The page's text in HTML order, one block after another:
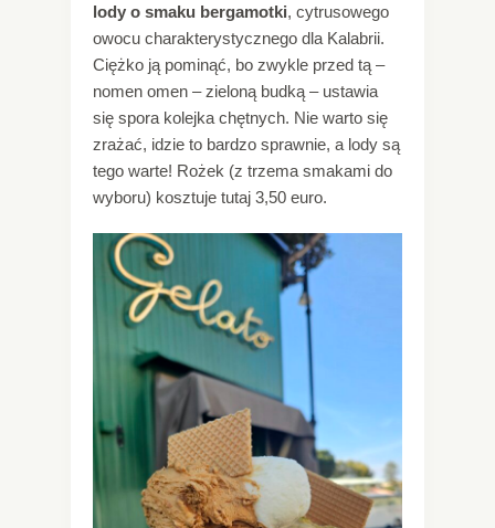
lody o smaku bergamotki, cytrusowego
owocu charakterystycznego dla Kalabrii.
Ciężko ją pominąć, bo zwykle przed tą –
nomen omen – zieloną budką – ustawia
się spora kolejka chętnych. Nie warto się
zrażać, idzie to bardzo sprawnie, a lody są
tego warte! Rożek (z trzema smakami do
wyboru) kosztuje tutaj 3,50 euro.